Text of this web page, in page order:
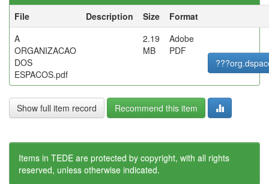
File
Description Size
Format
A
ORGANIZACAO
DOS
ESPACOS.pdf
2.19
MB
Adobe
PDF
Show full item record Recommend this item
Items in TEDE are protected by copyright, with all rights
reserved, unless otherwise indicated.